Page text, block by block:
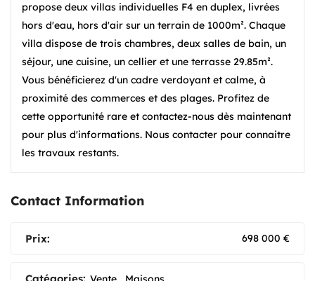
propose deux villas individuelles F4 en duplex, livrées
hors d'eau, hors d'air sur un terrain de 1000m². Chaque
villa dispose de trois chambres, deux salles de bain, un
séjour, une cuisine, un cellier et une terrasse 29.85m².
Vous bénéficierez d'un cadre verdoyant et calme, à
proximité des commerces et des plages. Profitez de
cette opportunité rare et contactez-nous dès maintenant
pour plus d'informations. Nous contacter pour connaitre
les travaux restants.
Contact Information
Prix: 698 000 €